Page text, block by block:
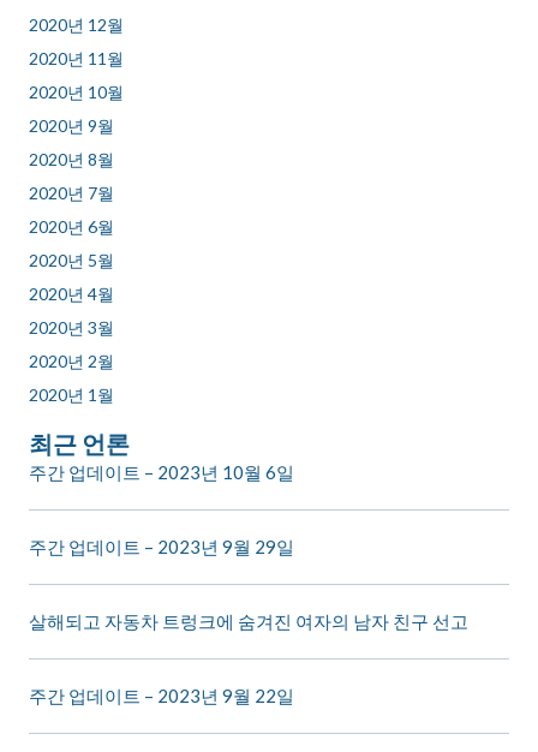
2020년 12월
2020년 11월
2020년 10월
2020년 9월
2020년 8월
2020년 7월
2020년 6월
2020년 5월
2020년 4월
2020년 3월
2020년 2월
2020년 1월
최근 언론
주간 업데이트 – 2023년 10월 6일
주간 업데이트 – 2023년 9월 29일
살해되고 자동차 트렁크에 숨겨진 여자의 남자 친구 선고
주간 업데이트 – 2023년 9월 22일